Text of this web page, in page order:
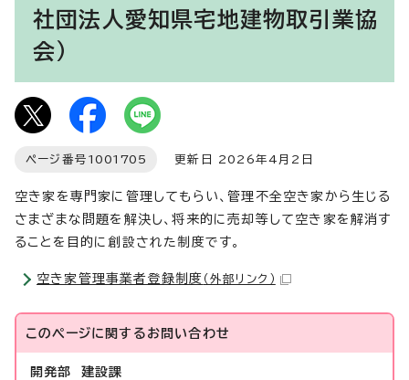
社団法人愛知県宅地建物取引業協
会）
ページ番号 1001705 更新日 2026年4月2日
空き家を専門家に管理してもらい、管理不全空き家から生じる
さまざまな問題を解決し、将来的に売却等して空き家を解消す
ることを目的に創設された制度です。
空き家管理事業者登録制度 （外部リンク）
このページに関する お問い合わせ
開発部 建設課